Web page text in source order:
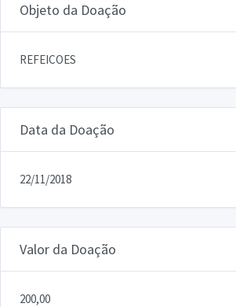
Objeto da Doação
REFEICOES
Data da Doação
22/11/2018
Valor da Doação
200,00